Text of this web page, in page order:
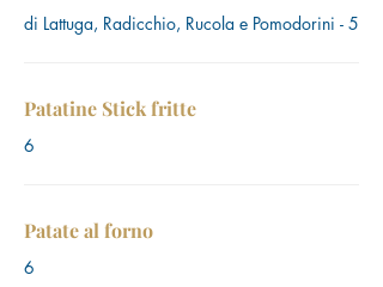
di Lattuga, Radicchio, Rucola e Pomodorini - 5
Patatine Stick fritte
6
Patate al forno
6